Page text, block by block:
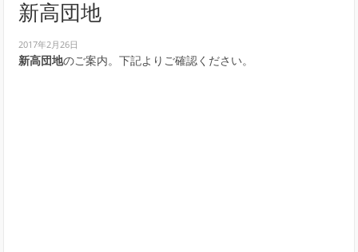
新高団地
2017年2月26日
新高団地のご案内。下記よりご確認ください。